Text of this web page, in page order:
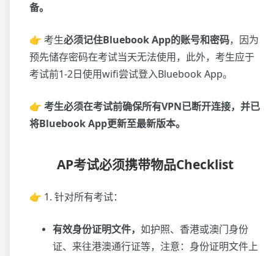
备。
👉 考生必须记住Bluebook App的账号和密码，因为
预先储存密码在考试当天无法使用，此外，考生应于
考试前1-2日使用wifi尝试登入Bluebook App。
👉 考生必须在考试前确保所有VPN已断开连接，并已
将Bluebook App更新至最新版本。
AP考试必须携带物品Checklist
👉 1. 针对所有考试：
有效身份证明文件， 如护照、香港或澳门身份
证、来往港澳通行证等，注意：身份证明文件上